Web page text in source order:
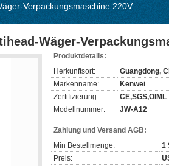
Verpackungsmaschine 220V
Wäger-
Produktdetails:
Herkunftsort:
Guangdong,
Markenname:
Kenwei
Zertifizierung:
CE,SGS,OIML
Modellnummer:
JW-A12
Zahlung und Versand AGB:
Min Bestellmenge:
1
Preis: